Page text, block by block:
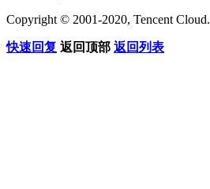
Copyright © 2001-2020, Tencent Cloud.
快速回复 返回顶部 返回列表